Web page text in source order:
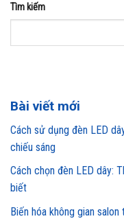
Tìm kiếm
Bài viết mới
Cách sử dụng đèn LED
chiếu sáng
Cách chọn đèn LED dây:
biết
Biến hóa không gian